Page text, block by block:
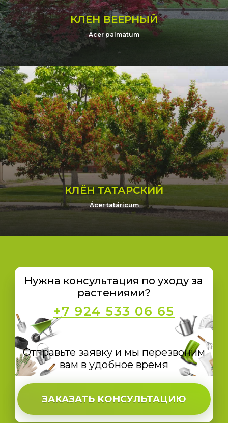
КЛЕН ВЕЕРНЫЙ
Acer palmatum
КЛЁН ТАТАРСКИЙ
Ácer tatáricum
Нужна консультация по уходу за
растениями?
+7 924 533 06 65
Отправьте заявку и мы перезвоним
вам в удобное время
ЗАКАЗАТЬ КОНСУЛЬТАЦИЮ